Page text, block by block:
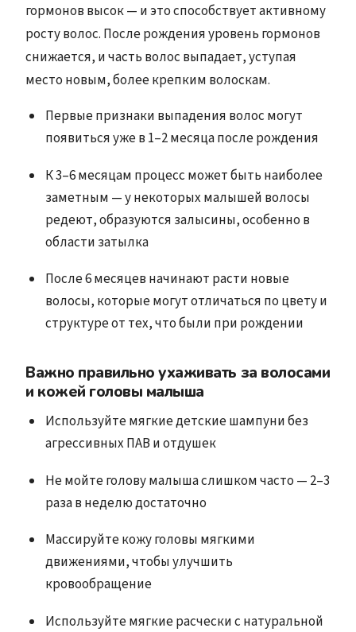
гормонов высок — и это способствует активному
росту волос. После рождения уровень гормонов
снижается, и часть волос выпадает, уступая
место новым, более крепким волоскам.
Первые признаки выпадения волос могут
появиться уже в 1–2 месяца после рождения
К 3–6 месяцам процесс может быть наиболее
заметным — у некоторых малышей волосы
редеют, образуются залысины, особенно в
области затылка
После 6 месяцев начинают расти новые
волосы, которые могут отличаться по цвету и
структуре от тех, что были при рождении
Важно правильно ухаживать за волосами
и кожей головы малыша
Используйте мягкие детские шампуни без
агрессивных ПАВ и отдушек
Не мойте голову малыша слишком часто — 2–3
раза в неделю достаточно
Массируйте кожу головы мягкими
движениями, чтобы улучшить
кровообращение
Используйте мягкие расчески с натуральной